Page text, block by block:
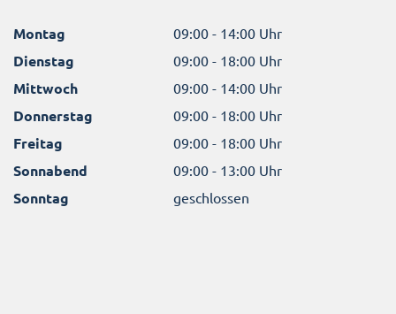
Montag 09:00 - 14:00 Uhr
Dienstag 09:00 - 18:00 Uhr
Mittwoch 09:00 - 14:00 Uhr
Donnerstag 09:00 - 18:00 Uhr
Freitag 09:00 - 18:00 Uhr
Sonnabend 09:00 - 13:00 Uhr
Sonntag geschlossen